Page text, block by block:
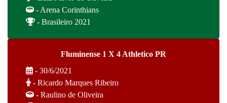
- Arena Corinthians
- Brasileiro 2021
Fluminense 1 X 4 Athletico PR
- 30/6/2021
- Ricardo Marques Ribeiro
- Raulino de Oliveira